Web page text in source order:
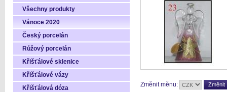
Všechny produkty
Vánoce 2020
Český porcelán
Růžový porcelán
Křišťálové sklenice
Křišťálové vázy
Křišťálová dóza
Změnit měnu: